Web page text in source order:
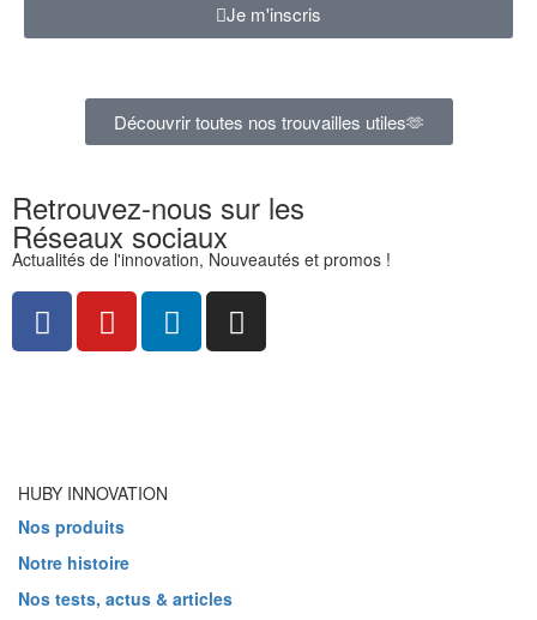
Je m'inscris
Découvrir toutes nos trouvailles utiles🫶
Retrouvez-nous sur les
Réseaux sociaux
Actualités de l'innovation, Nouveautés et promos !
HUBY INNOVATION
Nos produits
Notre histoire
Nos tests, actus & articles